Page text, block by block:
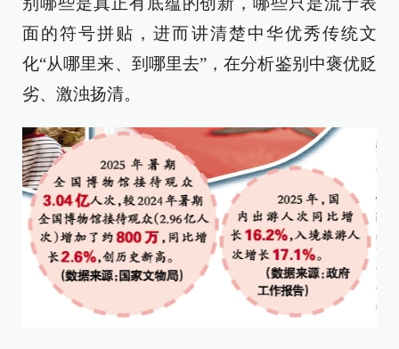
面的符号拼贴，进而讲清楚中华优秀传统文
化“从哪里来、到哪里去”，在分析鉴别中褒优贬
劣、激浊扬清。